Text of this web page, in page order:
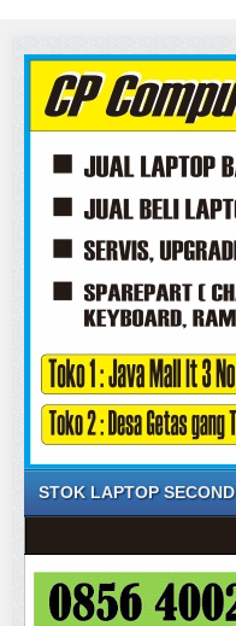
STOK LAPTOP SECOND